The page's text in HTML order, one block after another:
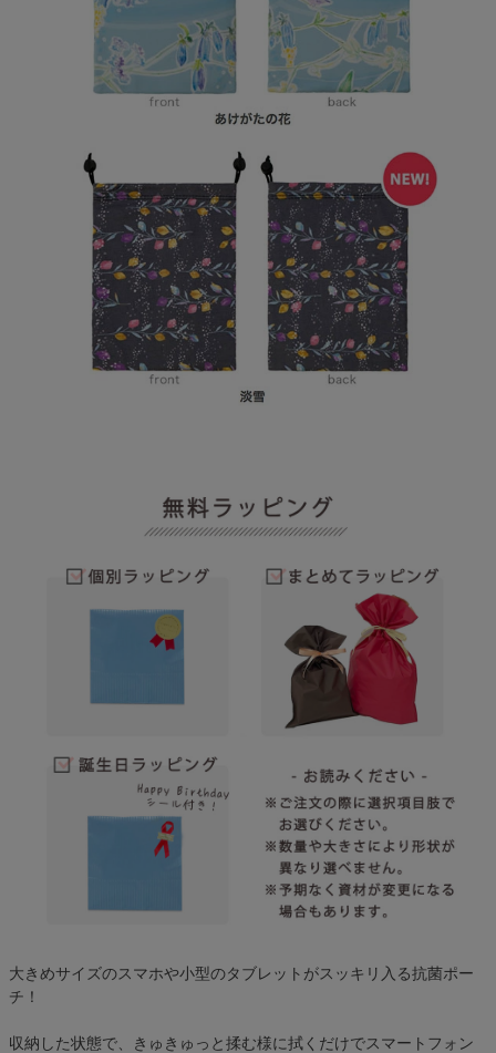
大きめサイズのスマホや小型のタブレットがスッキリ入る抗菌ポー
チ！
収納した状態で、きゅきゅっと揉む様に拭くだけでスマートフォン